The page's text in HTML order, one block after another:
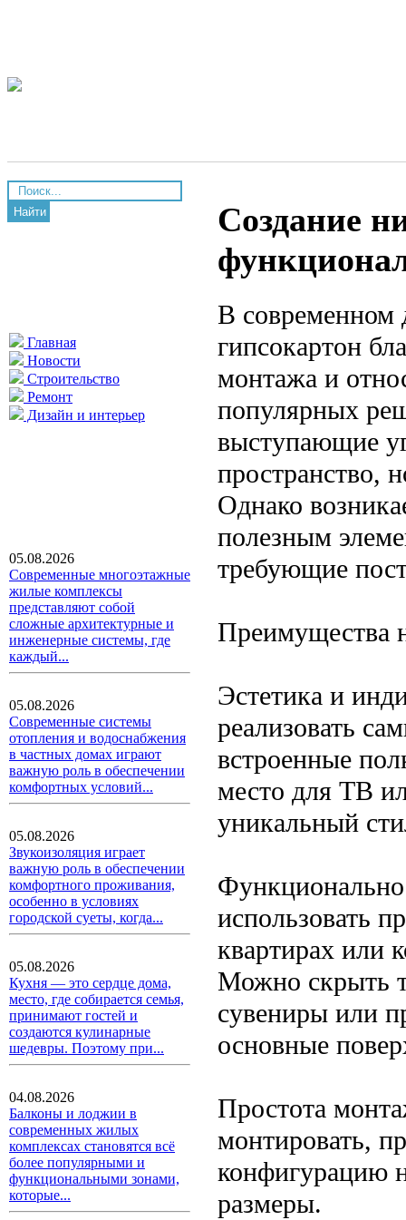
Найти
Главная
Новости
Строительство
Ремонт
Дизайн и интерьер
05.08.2026
Современные многоэтажные
жилые комплексы
представляют собой
сложные архитектурные и
инженерные системы, где
каждый...
05.08.2026
Современные системы
отопления и водоснабжения
в частных домах играют
важную роль в обеспечении
комфортных условий...
05.08.2026
Звукоизоляция играет
важную роль в обеспечении
комфортного проживания,
особенно в условиях
городской суеты, когда...
05.08.2026
Кухня — это сердце дома,
место, где собирается семья,
принимают гостей и
создаются кулинарные
шедевры. Поэтому при...
04.08.2026
Балконы и лоджии в
современных жилых
комплексах становятся всё
более популярными и
функциональными зонами,
которые...
Создание
В современном
гипсокартон
монтажа и
популярных
выступающие
пространство,
Однако
полезным
требующие
Преимущества
Эстетика и
реализовать
встроенные
место для ТВ
уникальный
использовать
квартирах или
Можно скрыть
сувениры или
основные
Простота
монтировать,
конфигурацию
размеры.